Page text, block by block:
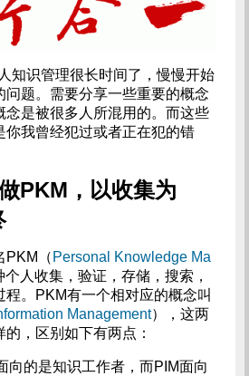
知识管理很长时间了，慢慢开始
问题。需要分享一些重要的概念
念是被很多人所混用的。而这些
你我曾经犯过或者正在犯的错
PKM，以收集为
PKM（ Personal Knowledge Ma
个人收集，验证，存储，搜索，
。PKM有一个相对应的概念叫
Management），这两
的，区别如下有两点：
向的是知识工作者，而PIM面向